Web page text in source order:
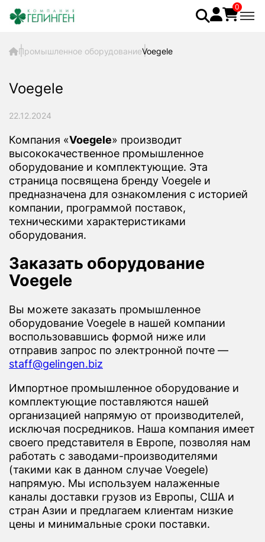
0
Промышленное оборудованиеVoegele
Voegele
22.12.2024
Компания «Voegele» производит
высококачественное промышленное
оборудование и комплектующие. Эта
страница посвящена бренду Voegele и
предназначена для ознакомления с историей
компании, программой поставок,
техническими характеристиками
оборудования.
Заказать оборудование
Voegele
Вы можете заказать промышленное
оборудование Voegele в нашей компании
воспользовавшись формой ниже или
отправив запрос по электронной почте —
staff@gelingen.biz
Импортное промышленное оборудование и
комплектующие поставляются нашей
организацией напрямую от производителей,
исключая посредников. Наша компания имеет
своего представителя в Европе, позволяя нам
работать с заводами-производителями
(такими как в данном случае Voegele)
напрямую. Мы используем налаженные
каналы доставки грузов из Европы, США и
стран Азии и предлагаем клиентам низкие
цены и минимальные сроки поставки.